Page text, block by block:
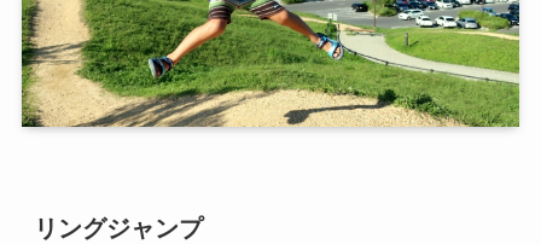
リングジャンプ